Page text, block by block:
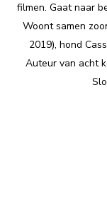
filmen. Gaat naar
Woont samen
2019), hond
Auteur van acht